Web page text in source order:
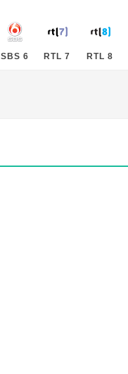
SBS 6 RTL 7 RTL 8